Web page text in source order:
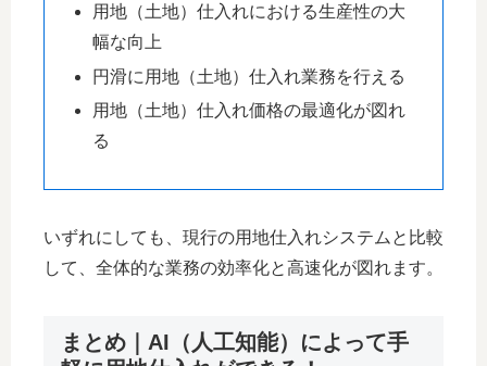
用地（土地）仕入れにおける生産性の大
幅な向上
円滑に用地（土地）仕入れ業務を行える
用地（土地）仕入れ価格の最適化が図れ
る
いずれにしても、現行の用地仕入れシステムと比較
して、全体的な業務の効率化と高速化が図れます。
まとめ｜AI（人工知能）によって手